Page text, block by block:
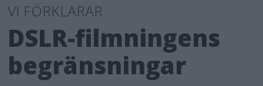
VI FÖRKLARAR
DSLR-filmningens
begränsningar